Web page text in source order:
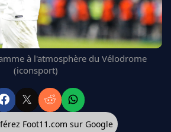
à l'atmosphère du Vélodrome
(iconsport)
Foot11.com sur Google